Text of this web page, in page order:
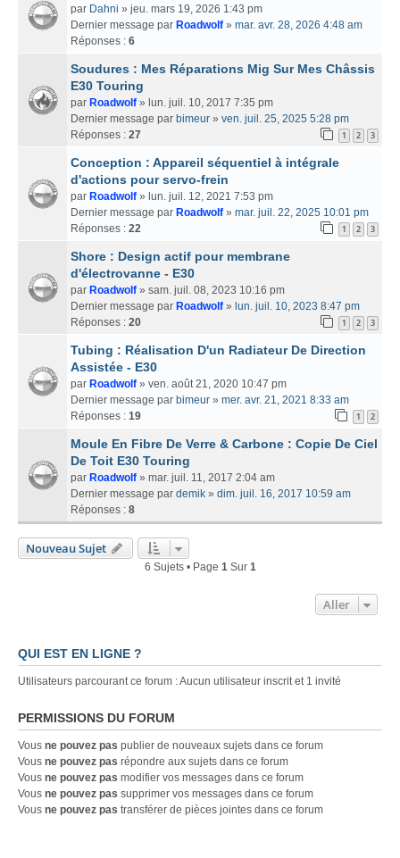
par Dahni » jeu. mars 19, 2026 1:43 pm
Dernier message par Roadwolf » mar. avr. 28, 2026 4:48 am
Réponses : 6
Soudures : Mes Réparations Mig Sur Mes Châssis
E30 Touring
par Roadwolf » lun. juil. 10, 2017 7:35 pm
Dernier message par bimeur » ven. juil. 25, 2025 5:28 pm
Réponses : 27 1 2 3
Conception : Appareil séquentiel à intégrale
d'actions pour servo-frein
par Roadwolf » lun. juil. 12, 2021 7:53 pm
Dernier message par Roadwolf » mar. juil. 22, 2025 10:01 pm
Réponses : 22 1 2 3
Shore : Design actif pour membrane
d'électrovanne - E30
par Roadwolf » sam. juil. 08, 2023 10:16 pm
Dernier message par Roadwolf » lun. juil. 10, 2023 8:47 pm
Réponses : 20 1 2 3
Tubing : Réalisation D'un Radiateur De Direction
Assistée - E30
par Roadwolf » ven. août 21, 2020 10:47 pm
Dernier message par bimeur » mer. avr. 21, 2021 8:33 am
Réponses : 19 1 2
Moule En Fibre De Verre & Carbone : Copie De Ciel
De Toit E30 Touring
par Roadwolf » mar. juil. 11, 2017 2:04 am
Dernier message par demik » dim. juil. 16, 2017 10:59 am
Réponses : 8
Nouveau Sujet
6 Sujets • Page 1Sur 1
Aller
QUI EST EN LIGNE ?
Utilisateurs parcourant ce forum : Aucun utilisateur inscrit et 1 invité
PERMISSIONS DU FORUM
Vous ne pouvez pas publier de nouveaux sujets dans ce forum
Vous ne pouvez pas répondre aux sujets dans ce forum
Vous ne pouvez pas modifier vos messages dans ce forum
Vous ne pouvez pas supprimer vos messages dans ce forum
Vous ne pouvez pas transférer de pièces jointes dans ce forum